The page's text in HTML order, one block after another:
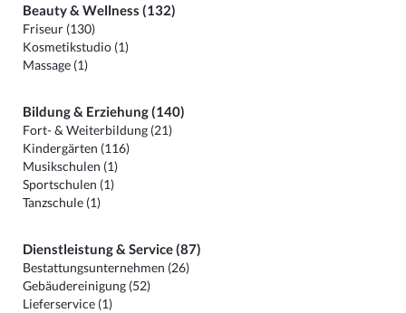
Beauty & Wellness (132)
Friseur (130)
Kosmetikstudio (1)
Massage (1)
Bildung & Erziehung (140)
Fort- & Weiterbildung (21)
Kindergärten (116)
Musikschulen (1)
Sportschulen (1)
Tanzschule (1)
Dienstleistung & Service (87)
Bestattungsunternehmen (26)
Gebäudereinigung (52)
Lieferservice (1)